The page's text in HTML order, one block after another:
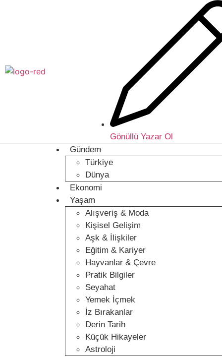
Gönüllü Yazar Ol
Gündem
Türkiye
Dünya
Ekonomi
Yaşam
Alışveriş & Moda
Kişisel Gelişim
Aşk & İlişkiler
Eğitim & Kariyer
Hayvanlar & Çevre
Pratik Bilgiler
Seyahat
Yemek İçmek
İz Bırakanlar
Derin Tarih
Küçük Hikayeler
Astroloji